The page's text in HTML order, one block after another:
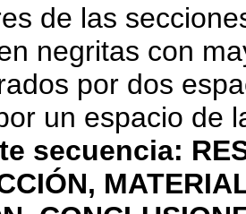
de las
negritas con
por dos
un espacio de
secuencia: